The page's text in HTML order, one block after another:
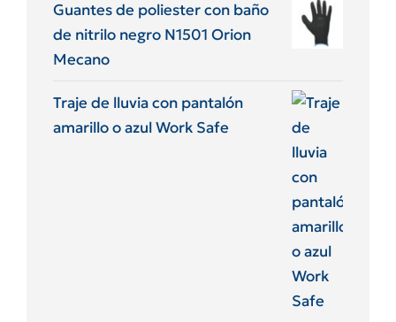
Guantes de poliester con baño
de nitrilo negro N1501 Orion
Mecano
Traje de lluvia con pantalón
amarillo o azul Work Safe